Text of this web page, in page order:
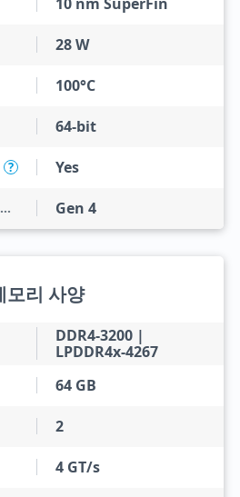
28 W
100°C
64-bit
? Yes
Microprocessor PCIe Revision Gen 4
모리 사양
DDR4-3200 |
LPDDR4x-4267
64 GB
2
4 GT/s